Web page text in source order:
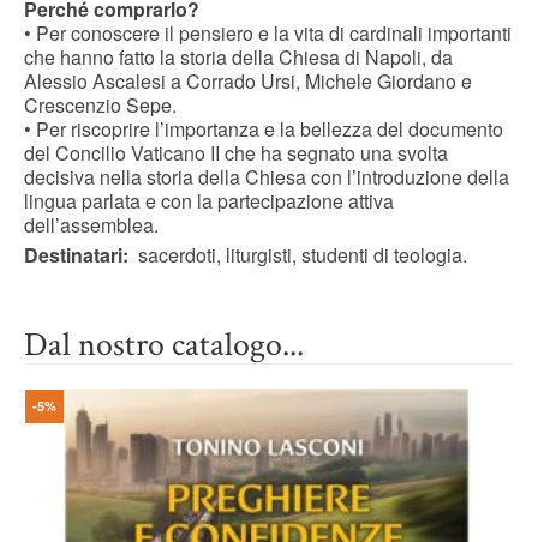
Perché comprarlo?
• Per conoscere il pensiero e la vita di cardinali importanti
che hanno fatto la storia della Chiesa di Napoli, da
Alessio Ascalesi a Corrado Ursi, Michele Giordano e
Crescenzio Sepe.
• Per riscoprire l’importanza e la bellezza del documento
del Concilio Vaticano II che ha segnato una svolta
decisiva nella storia della Chiesa con l’introduzione della
lingua parlata e con la partecipazione attiva
dell’assemblea.
Destinatari: sacerdoti, liturgisti, studenti di teologia.
Dal nostro catalogo...
-5%